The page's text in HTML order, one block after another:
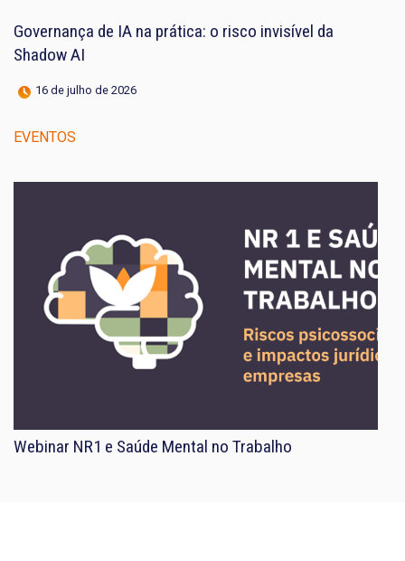
Governança de IA na prática: o risco invisível da
Shadow AI
16 de julho de 2026
EVENTOS
Webinar NR1 e Saúde Mental no Trabalho